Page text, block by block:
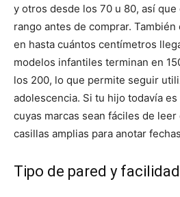
y otros desde los 70 u 80, así
rango antes de comprar.
en hasta cuántos centímetros
modelos infantiles terminan en
los 200, lo que permite seguir
adolescencia. Si tu hijo todavía
cuyas marcas sean fáciles de
casillas amplias para anotar
Tipo de pared y